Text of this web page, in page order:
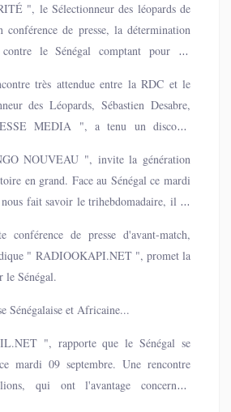
de statut. Une véritable finale avant
", le Sélectionneur des léopards de
de presse, la détermination
le Sénégal comptant pour les
très attendue entre la RDC et le
des Léopards, Sébastien Desabre,
MEDIA ", a tenu un discours
s'est voulu confiant quant à l'état
affirmant que ses joueurs étaient prêts à
et engagé.
NOUVEAU ", invite la génération
en grand. Face au Sénégal ce mardi
fait savoir le trihebdomadaire, il ne
statut. Une véritable finale avant
conférence de presse d'avant-match,
" RADIOOKAPI.NET ", promet la
le Sénégal.
Sénégalaise et Africaine...
", rapporte que le Sénégal se
mardi 09 septembre. Une rencontre
qui ont l'avantage concernant